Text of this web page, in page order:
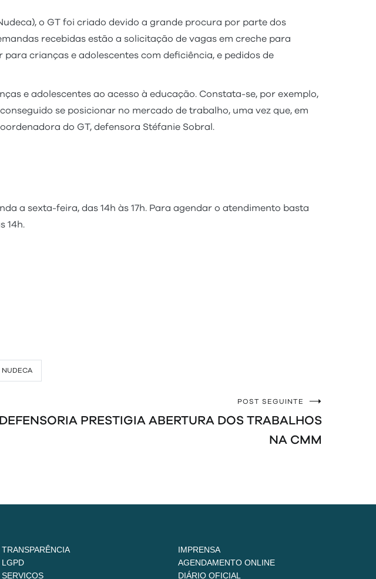
o GT foi criado devido a grande procura por parte dos
recebidas estão a solicitação de vagas em creche para
crianças e adolescentes com deficiência, e pedidos de
e adolescentes ao acesso à educação. Constata-se, por exemplo,
se posicionar no mercado de trabalho, uma vez que, em
do GT, defensora Stéfanie Sobral.
a sexta-feira, das 14h às 17h. Para agendar o atendimento basta
14h.
NUDECA
POST SEGUINTE
DEFENSORIA PRESTIGIA ABERTURA DOS TRABALHOS
NA CMM
TRANSPARÊNCIA
LGPD
SERVIÇOS
IMPRENSA
AGENDAMENTO ONLINE
DIÁRIO OFICIAL